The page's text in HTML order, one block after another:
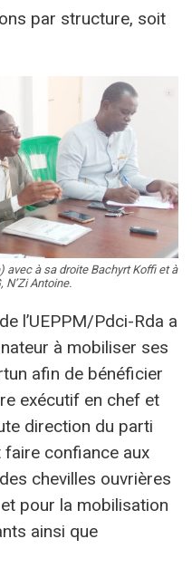
par structure, soit
avec à sa droite Bachyrt Koffi et à
N’Zi Antoine.
l’UEPPM/Pdci-Rda a
à mobiliser ses
afin de bénéficier
exécutif en chef et
direction du parti
faire confiance aux
chevilles ouvrières
pour la mobilisation
ainsi que